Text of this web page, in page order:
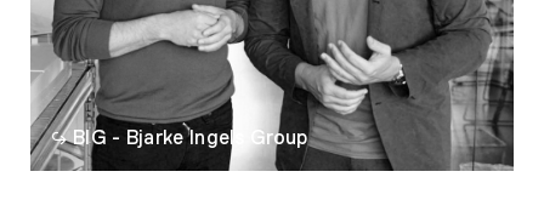
BIG - Bjarke Ingels Group